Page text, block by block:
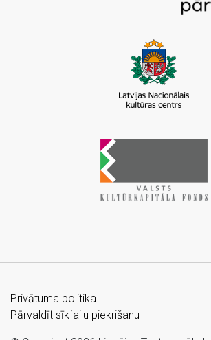
Privātuma politika
Pārvaldīt sīkfailu piekrišanu